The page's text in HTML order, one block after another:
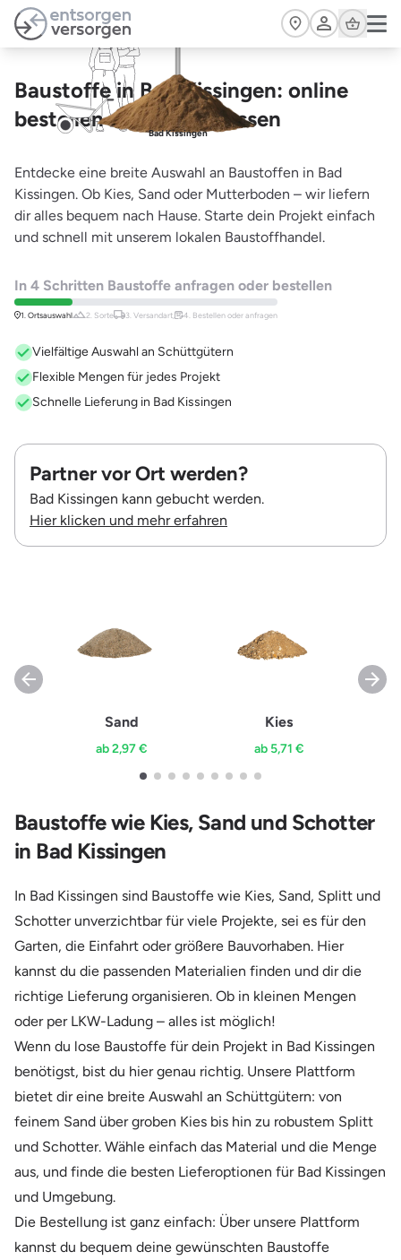
Zum Hauptinhalt springen
Cart
Baustoffe in Bad Kissingen: online
bestellen und liefern lassen
Bad Kissingen
Entdecke eine breite Auswahl an Baustoffen in Bad
Kissingen. Ob Kies, Sand oder Mutterboden – wir liefern
dir alles bequem nach Hause. Starte dein Projekt einfach
und schnell mit unserem lokalen Baustoffhandel.
In 4 Schritten Baustoffe anfragen oder bestellen
1. Ortsauswahl 2. Sorte 3. Versandart, 4. Bestellen oder anfragen
Vielfältige Auswahl an Schüttgütern
Flexible Mengen für jedes Projekt
Schnelle Lieferung in Bad Kissingen
Partner vor Ort werden?
Bad Kissingen kann gebucht werden.
Hier klicken und mehr erfahren
Sand
ab 2,97 €
Kies
ab 5,71 €
Baustoffe wie Kies, Sand und Schotter
in Bad Kissingen
In Bad Kissingen sind Baustoffe wie Kies, Sand, Splitt und
Schotter unverzichtbar für viele Projekte, sei es für den
Garten, die Einfahrt oder größere Bauvorhaben. Hier
kannst du die passenden Materialien finden und dir die
richtige Lieferung organisieren. Ob in kleinen Mengen
oder per LKW-Ladung – alles ist möglich!
Wenn du lose Baustoffe für dein Projekt in Bad Kissingen
benötigst, bist du hier genau richtig. Unsere Plattform
bietet dir eine breite Auswahl an Schüttgütern: von
feinem Sand über groben Kies bis hin zu robustem Splitt
und Schotter. Wähle einfach das Material und die Menge
aus, und finde die besten Lieferoptionen für Bad Kissingen
und Umgebung.
Die Bestellung ist ganz einfach: Über unsere Plattform
kannst du bequem deine gewünschten Baustoffe